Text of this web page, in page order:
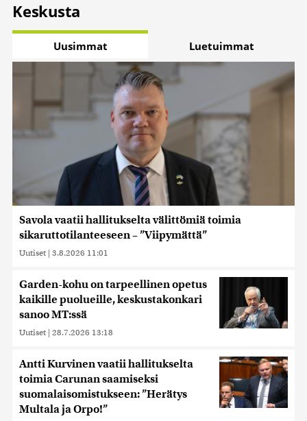
Keskusta
Uusimmat Luetuimmat
Savola vaatii hallitukselta välittömiä toimia
sikaruttotilanteeseen – ”Viipymättä”
Uutiset | 3.8.2026 11:01
Garden-kohu on tarpeellinen opetus
kaikille puolueille, keskustakonkari
sanoo MT:ssä
Uutiset | 28.7.2026 13:18
Antti Kurvinen vaatii hallitukselta
toimia Carunan saamiseksi
suomalaisomistukseen: ”Herätys
Multala ja Orpo!”